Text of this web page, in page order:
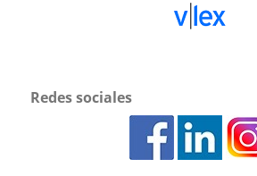
Redes sociales